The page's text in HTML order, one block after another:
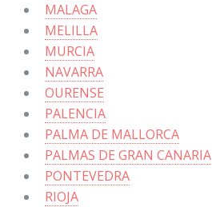
MALAGA
MELILLA
MURCIA
NAVARRA
OURENSE
PALENCIA
PALMA DE MALLORCA
PALMAS DE GRAN CANARIA
PONTEVEDRA
RIOJA